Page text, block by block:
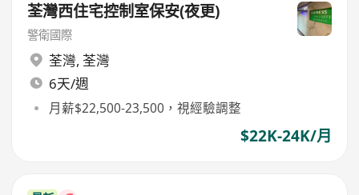
荃灣西住宅控制室保安(夜更)
警衛國際
荃灣, 荃灣
6天/週
月薪$22,500-23,500，視經驗調整
$22K-24K/月